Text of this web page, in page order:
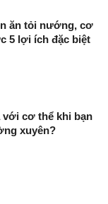
ăn tỏi nướng, cơ
5 lợi ích đặc biệt
với cơ thể khi bạn
xuyên?